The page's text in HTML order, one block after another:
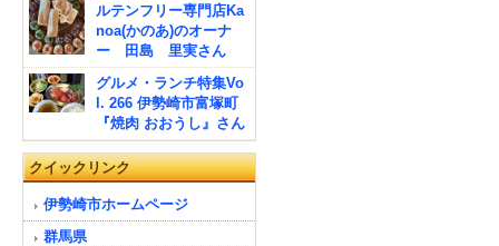
ルテンフリー専門店Ka
noa(かのあ)のオーナ
ー 田島 里実さん
グルメ・ランチ特集Vo
l. 266 伊勢崎市富塚町
『焼肉 おおうし』さん
クイックリンク
伊勢崎市ホームページ
群馬県